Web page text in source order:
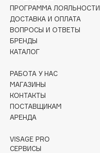
Collagenina
Consly
Corimo
CosRX
Crescina
Cunzite
Curaprox
D
ПРОГРАММА ЛОЯЛЬНОСТИ
ДОСТАВКА И ОПЛАТА
ВОПРОСЫ И ОТВЕТЫ
БРЕНДЫ
КАТАЛОГ
РАБОТА У НАС
МАГАЗИНЫ
КОНТАКТЫ
ПОСТАВЩИКАМ
АРЕНДА
VISAGE PRO
СЕРВИСЫ